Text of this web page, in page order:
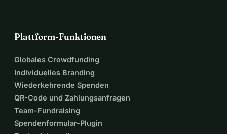
Plattform-Funktionen
Globales Crowdfunding
Individuelles Branding
Wiederkehrende Spenden
QR-Code und Zahlungsanfragen
Team-Fundraising
Spendenformular-Plugin